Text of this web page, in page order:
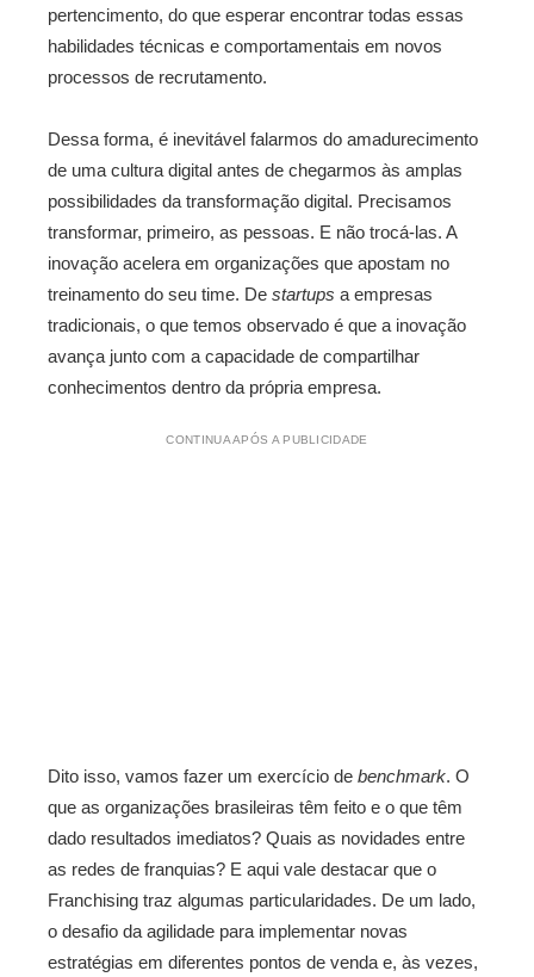
pertencimento, do que esperar encontrar todas essas
habilidades técnicas e comportamentais em novos
processos de recrutamento.
Dessa forma, é inevitável falarmos do amadurecimento
de uma cultura digital antes de chegarmos às amplas
possibilidades da transformação digital. Precisamos
transformar, primeiro, as pessoas. E não trocá-las. A
inovação acelera em organizações que apostam no
treinamento do seu time. De startups a empresas
tradicionais, o que temos observado é que a inovação
avança junto com a capacidade de compartilhar
conhecimentos dentro da própria empresa.
CONTINUA APÓS A PUBLICIDADE
Dito isso, vamos fazer um exercício de benchmark. O
que as organizações brasileiras têm feito e o que têm
dado resultados imediatos? Quais as novidades entre
as redes de franquias? E aqui vale destacar que o
Franchising traz algumas particularidades. De um lado,
o desafio da agilidade para implementar novas
estratégias em diferentes pontos de venda e, às vezes,